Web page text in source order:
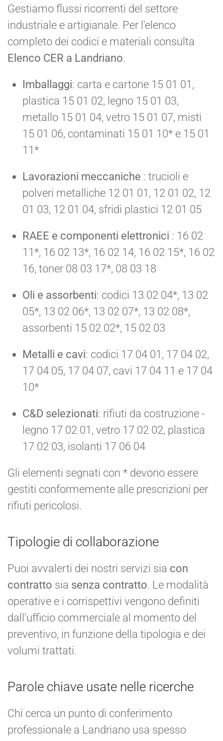
Gestiamo flussi ricorrenti del settore
industriale e artigianale. Per l'elenco
completo dei codici e materiali consulta
Elenco CER a Landriano.
Imballaggi: carta e cartone 15 01 01,
plastica 15 01 02, legno 15 01 03,
metallo 15 01 04, vetro 15 01 07, misti
15 01 06, contaminati 15 01 10* e 15 01
11*
Lavorazioni meccaniche : trucioli e
polveri metalliche 12 01 01, 12 01 02, 12
01 03, 12 01 04, sfridi plastici 12 01 05
RAEE e componenti elettronici : 16 02
11*, 16 02 13*, 16 02 14, 16 02 15*, 16 02
16, toner 08 03 17*, 08 03 18
Oli e assorbenti: codici 13 02 04*, 13 02
05*, 13 02 06*, 13 02 07*, 13 02 08*,
assorbenti 15 02 02*, 15 02 03
Metalli e cavi: codici 17 04 01, 17 04 02,
17 04 05, 17 04 07, cavi 17 04 11 e 17 04
10*
C&D selezionati: rifiuti da costruzione -
legno 17 02 01, vetro 17 02 02, plastica
17 02 03, isolanti 17 06 04
Gli elementi segnati con * devono essere
gestiti conformemente alle prescrizioni per
rifiuti pericolosi.
Tipologie di collaborazione
Puoi avvalerti dei nostri servizi sia con
contratto sia senza contratto. Le modalità
operative e i corrispettivi vengono definiti
dall'ufficio commerciale al momento del
preventivo, in funzione della tipologia e dei
volumi trattati.
Parole chiave usate nelle ricerche
Chi cerca un punto di conferimento
professionale a Landriano usa spesso